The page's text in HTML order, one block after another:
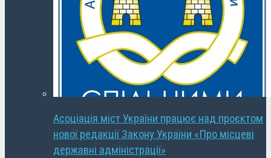
Асоціація міст України працює над проєктом
нової редакції Закону України «Про місцеві
державні адміністрації»